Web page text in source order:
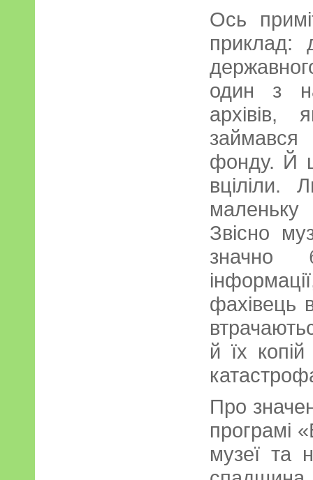
Ось
приклад:
один з
архівів,
фонду. Й
вціліли.
Звісно
значно
фахівець
й їх
Про
програмі
музеї та